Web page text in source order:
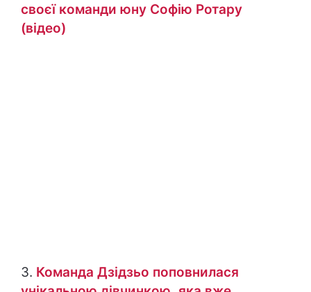
своєї команди юну Софію Ротару
(відео)
3. Команда Дзідзьо поповнилася